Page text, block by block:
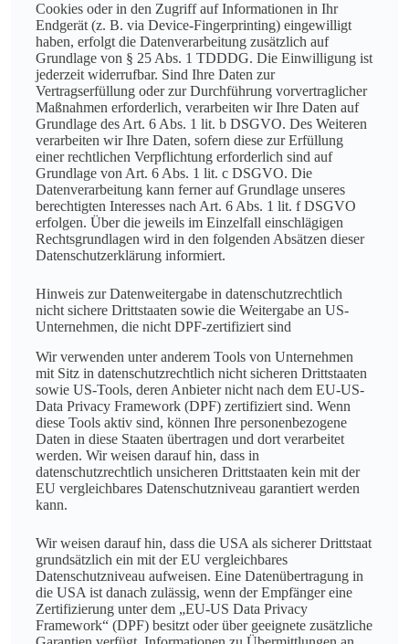
Cookies oder in den Zugriff auf Informationen in Ihr
Endgerät (z. B. via Device-Fingerprinting) eingewilligt
haben, erfolgt die Datenverarbeitung zusätzlich auf
Grundlage von § 25 Abs. 1 TDDDG. Die Einwilligung ist
jederzeit widerrufbar. Sind Ihre Daten zur
Vertragserfüllung oder zur Durchführung vorvertraglicher
Maßnahmen erforderlich, verarbeiten wir Ihre Daten auf
Grundlage des Art. 6 Abs. 1 lit. b DSGVO. Des Weiteren
verarbeiten wir Ihre Daten, sofern diese zur Erfüllung
einer rechtlichen Verpflichtung erforderlich sind auf
Grundlage von Art. 6 Abs. 1 lit. c DSGVO. Die
Datenverarbeitung kann ferner auf Grundlage unseres
berechtigten Interesses nach Art. 6 Abs. 1 lit. f DSGVO
erfolgen. Über die jeweils im Einzelfall einschlägigen
Rechtsgrundlagen wird in den folgenden Absätzen dieser
Datenschutzerklärung informiert.
Hinweis zur Datenweitergabe in datenschutzrechtlich
nicht sichere Drittstaaten sowie die Weitergabe an US-
Unternehmen, die nicht DPF-zertifiziert sind
Wir verwenden unter anderem Tools von Unternehmen
mit Sitz in datenschutzrechtlich nicht sicheren Drittstaaten
sowie US-Tools, deren Anbieter nicht nach dem EU-US-
Data Privacy Framework (DPF) zertifiziert sind. Wenn
diese Tools aktiv sind, können Ihre personenbezogene
Daten in diese Staaten übertragen und dort verarbeitet
werden. Wir weisen darauf hin, dass in
datenschutzrechtlich unsicheren Drittstaaten kein mit der
EU vergleichbares Datenschutzniveau garantiert werden
kann.
Wir weisen darauf hin, dass die USA als sicherer Drittstaat
grundsätzlich ein mit der EU vergleichbares
Datenschutzniveau aufweisen. Eine Datenübertragung in
die USA ist danach zulässig, wenn der Empfänger eine
Zertifizierung unter dem „EU-US Data Privacy
Framework“ (DPF) besitzt oder über geeignete zusätzliche